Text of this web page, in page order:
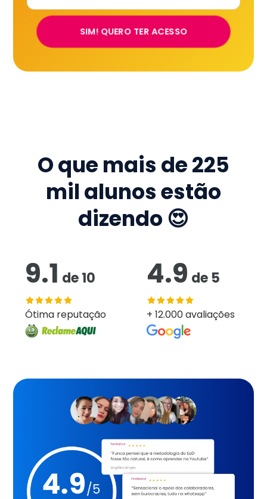
SIM! QUERO TER ACESSO
O que mais de225
mil alunos estão
dizendo 😍
9.1 de10
Ótima reputação
4.9 de 5
+ 12.000 avaliações